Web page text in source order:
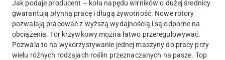
Jak podaje producent – koła napędu wirników o dużej średnicy
gwarantują płynną pracę i długą żywotność. Nowe rotory
pozwalają pracować z wyższą wydajnością i są odporne na
obciążenia. Tor krzywkowy można łatwo przeregulowywać.
Pozwala to na wykorzystywanie jednej maszyny do pracy przy
wielu różnych rodzajach roślin przeznaczanych na pasze. Top